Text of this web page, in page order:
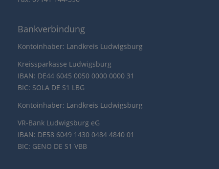
Bankverbindung
Kontoinhaber: Landkreis Ludwigsburg
Kreissparkasse Ludwigsburg
IBAN: DE44 6045 0050 0000 0000 31
BIC: SOLA DE S1 LBG
Kontoinhaber: Landkreis Ludwigsburg
VR-Bank Ludwigsburg eG
IBAN: DE58 6049 1430 0484 4840 01
BIC: GENO DE S1 VBB